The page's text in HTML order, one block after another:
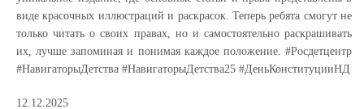
виде красочных иллюстраций и раскрасок. Теперь ребята смогут не
только читать о своих правах, но и самостоятельно раскрашивать
их, лучше запоминая и понимая каждое положение. #Росдетцентр
#НавигаторыДетства #НавигаторыДетства25 #ДеньКонституцииНД
12.12.2025